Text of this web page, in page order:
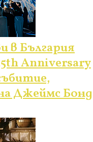
в България
Anniversary
Джеймс Бонд